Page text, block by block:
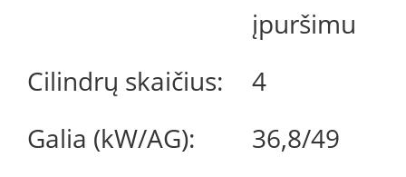
įpuršimu
Cilindrų skaičius:
4
Galia (kW/AG):
36,8/49